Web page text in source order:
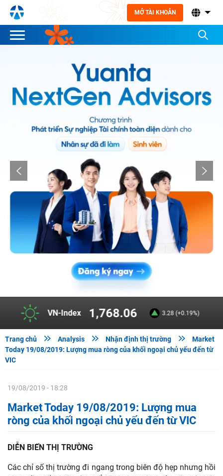
MỞ TÀI KHOẢN
HNX-Index 293.44 0.8 (+0.27%)
Trang chủ  Analysis  Nhận định thị trường 
Market
Today 19/08/2019: Lượng mua ròng của khối ngoại chủ yếu đến từ
VIC
19/08/2019 - 18:28
Market Today 19/08/2019: Lượng mua
ròng của khối ngoại chủ yếu đến từ VIC
DIỄN BIẾN THỊ TRƯỜNG
Các chỉ số thị trường đi ngang trong biên độ hẹp nhưng hồi